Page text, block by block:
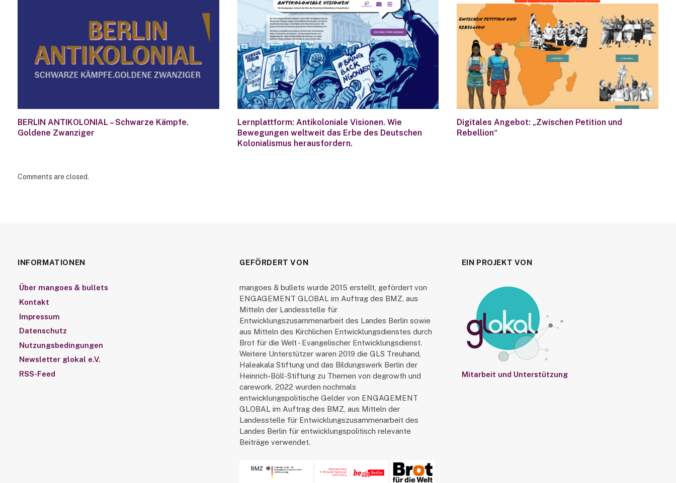
BERLIN ANTIKOLONIAL – Schwarze Kämpfe.
Goldene Zwanziger
Lernplattform: Antikoloniale Visionen. Wie
Bewegungen weltweit das Erbe des Deutschen
Kolonialismus herausfordern.
Digitales Angebot: „Zwischen Petition und
Rebellion“
Comments are closed.
INFORMATIONEN
Über mangoes & bullets
Kontakt
Impressum
Datenschutz
Nutzungsbedingungen
Newsletter glokal e.V.
RSS-Feed
GEFÖRDERT VON
mangoes & bullets wurde 2015 erstellt, gefördert von
ENGAGEMENT GLOBAL im Auftrag des BMZ, aus
Mitteln der Landesstelle für
Entwicklungszusammenarbeit des Landes Berlin sowie
aus Mitteln des Kirchlichen Entwicklungsdienstes durch
Brot für die Welt - Evangelischer Entwicklungsdienst.
Weitere Unterstützer waren 2019 die GLS Treuhand,
Haleakala Stiftung und das Bildungswerk Berlin der
Heinrich-Böll-Stiftung zu Themen von degrowth und
carework. 2022 wurden nochmals
entwicklungspolitische Gelder von ENGAGEMENT
GLOBAL im Auftrag des BMZ, aus Mitteln der
Landesstelle für Entwicklungszusammenarbeit des
Landes Berlin für entwicklungspolitisch relevante
Beiträge verwendet.
EIN PROJEKT VON
Mitarbeit und Unterstützung